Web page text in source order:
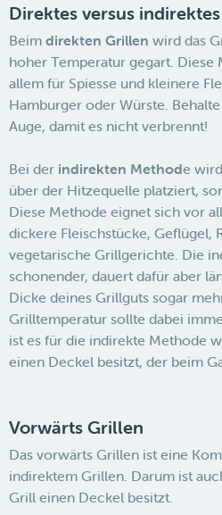
Direktes versus
Beim direkten Grillen wird das
hoher Temperatur gegart.
allem für Spiesse und kleinere
Hamburger oder Würste.
Auge, damit es nicht verbrennt!
Bei der indirekten Methode
über der Hitzequelle platziert,
Diese Methode eignet sich vor
dickere Fleischstücke, Geflügel,
vegetarische Grillgerichte. Die
schonender, dauert dafür aber
Dicke deines Grillguts sogar
Grilltemperatur sollte dabei
ist es für die indirekte Methode
einen Deckel besitzt, der beim
Vorwärts Grillen
Das vorwärts Grillen ist eine
indirektem Grillen. Darum ist
Grill einen Deckel besitzt.